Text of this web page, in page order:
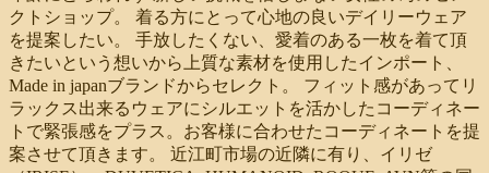
クトショップ。 着る方にとって心地の良いデイリーウェア
を提案したい。 手放したくない、愛着のある一枚を着て頂
きたいという想いから上質な素材を使用したインポート、
Made in japanブランドからセレクト。 フィット感があってリ
ラックス出来るウェアにシルエットを活かしたコーディネー
トで緊張感をプラス。お客様に合わせたコーディネートを提
案させて頂きます。 近江町市場の近隣に有り、イリゼ